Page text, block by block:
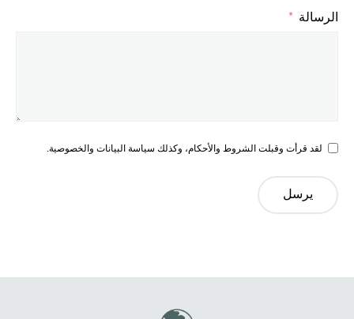
الرسالة
لقد قرأت وقبلت الشروط والأحكام، وكذلك سياسة البيانات والخصوصية.
يرسل